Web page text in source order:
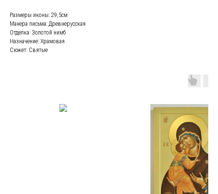
Размеры иконы: 29,5см
Манера письма: Древнерусская
Отделка: Золотой нимб
Назначение: Храмовая
Сюжет: Святые